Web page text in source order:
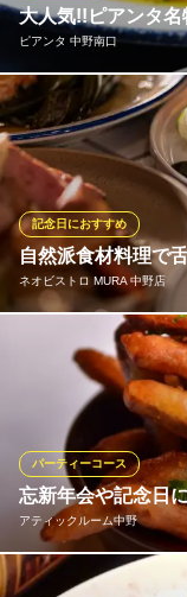
GOOD
イタリアン/カフェ
ＪＲ中央線中野駅
東京都中野区中野4-10-2
大人気!!ピアンタ
ピアンタ 中野南口
【定番】モッツァレ
ト!! フランスパンに
にくバターを豪快に
はこれを目当てにご
ピアンタ 中野南
カジュアルイタリア
ＪＲ中央線中野駅
東京都中野区中野2-29-
自然派食材料理で
ネオビストロ MURA 中野店
記念日におすすめ
周りの目が気になら
会・記念日・誕生日
寛ぎながらカジュア
鮮魚を使ったヘルシ
題付コースは5,500円
店へ是非♪
ネオビストロ
フレンチビストロ
ＪＲ中央線中野駅
忘新年会や記念日
アティックルーム中野
パーティーコース
当店自慢の空間でお